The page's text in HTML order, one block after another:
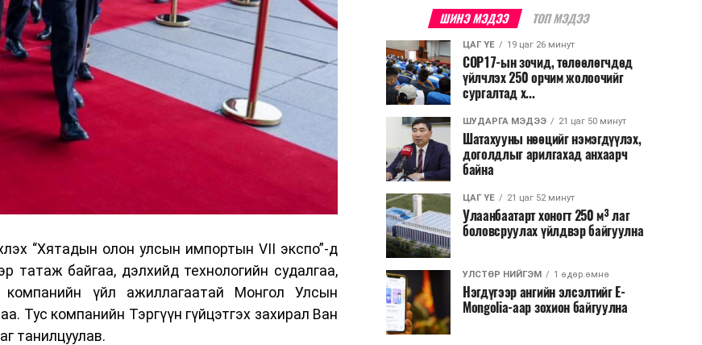
“Хятадын олон улсын импортын VII экспо”-д
татаж байгаа, дэлхийд технологийн судалгаа,
компанийн үйл ажиллагаатай Монгол Улсын
Тус компанийн Тэргүүн гүйцэтгэх захирал Ван
танилцуулав.
ШИНЭ МЭДЭЭ ТОП МЭДЭЭ
ЦАГ ҮЕ 19 цаг 26 минут
COP17-ын зочид, төлөөлөгчдөд
үйлчлэх 250 орчим жолоочийг
сургалтад х...
ШУДАРГА МЭДЭЭ 21 цаг 50 минут
Шатахууны нөөцийг нэмэгдүүлэх,
доголдлыг арилгахад анхаарч
байна
ЦАГ ҮЕ 21 цаг 52 минут
Улаанбаатарт хоногт 250 м³ лаг
боловсруулах үйлдвэр байгуулна
УЛСТӨР НИЙГЭМ 1 өдөр.өмнө
Нэгдүгээр ангийн элсэлтийг E-
Mongolia-аар зохион байгуулна